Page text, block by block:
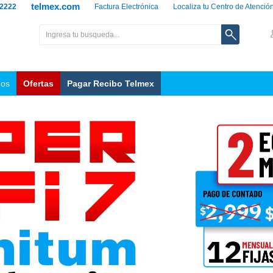
Localiza tu Centro de
Factura Electrónica
telmex.com
Ofertas Pagar Recibo Telmex